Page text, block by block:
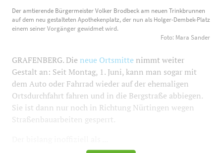
neuen Trinkbrunnen auf dem neu gestalteten
Apothekenplatz, der nun als Holger-Dembek-Platz
einem seiner Vorgänger gewidmet wird. Foto: Mara
Der amtierende Bürgermeister Volker Brodbeck am neuen Trinkbrunnen
auf dem neu gestalteten Apothekenplatz, der nun als Holger-Dembek-Platz
einem seiner Vorgänger gewidmet wird.
Foto: Mara Sander
GRAFENBERG. Die neue Ortsmitte nimmt weiter
Gestalt an: Seit Montag, 1. Juni, kann man sogar mit
dem Auto oder Fahrrad wieder auf der ehemaligen
Ortsdurchfahrt fahren und in die Bergstraße abbiegen.
Sie ist dann nur noch in Richtung Nürtingen wegen
Straßenbauarbeiten gesperrt.